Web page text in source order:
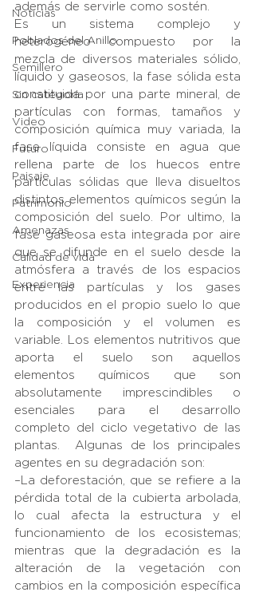
Noticias
Poblados del Anillo
Semillero
Sin categoría
Video
Futuro
Paisaje
Patrimonio
Amenazas
Calidad de vida
Experiencia
además de servirle como sostén.
Es un sistema complejo y
heterogéneo compuesto por la
mezcla de diversos materiales sólido,
líquido y gaseosos, la fase sólida esta
constituida por una parte mineral, de
partículas con formas, tamaños y
composición química muy variada, la
fase líquida consiste en agua que
rellena parte de los huecos entre
partículas sólidas que lleva disueltos
distintos elementos químicos según la
composición del suelo. Por ultimo, la
fase gaseosa esta integrada por aire
que se difunde en el suelo desde la
atmósfera a través de los espacios
entre las partículas y los gases
producidos en el propio suelo lo que
la composición y el volumen es
variable. Los elementos nutritivos que
aporta el suelo son aquellos
elementos químicos que son
absolutamente imprescindibles o
esenciales para el desarrollo
completo del ciclo vegetativo de las
plantas.  Algunas de los principales
agentes en su degradación son:
–La deforestación, que se refiere a la
pérdida total de la cubierta arbolada,
lo cual afecta la estructura y el
funcionamiento de los ecosistemas;
mientras que la degradación es la
alteración de la vegetación con
cambios en la composición específica